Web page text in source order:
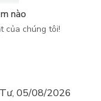
nào
của chúng tôi!
05/08/2026